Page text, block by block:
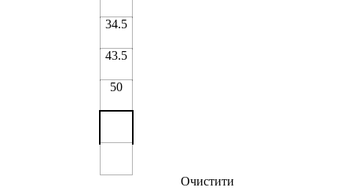
34.5
43.5
50
Очистити